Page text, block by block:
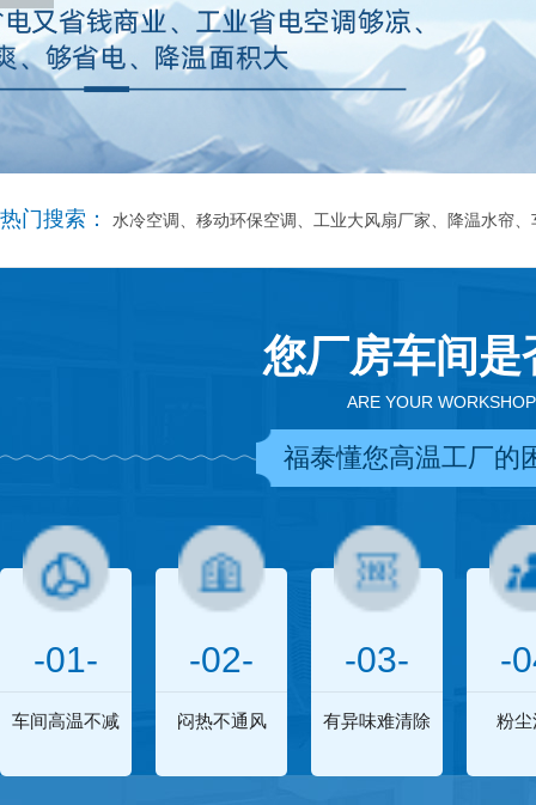
热门搜索： 水冷空调、移动环保空调、工业大风扇厂家、降温水帘
您厂房车间
ARE YOUR
福泰懂您高温工厂的
-01-
车间高温不减
-02-
闷热不通风
-03-
有异味难清除
-
粉尘